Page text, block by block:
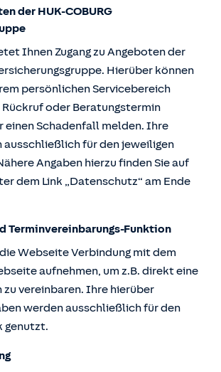
der HUK-COBURG
Ihnen Zugang zu Angeboten der
Hierüber können
persönlichen Servicebereich
oder Beratungstermin
einen Schadenfall melden. Ihre
ausschließlich für den jeweiligen
Angaben hierzu finden Sie auf
dem Link „Datenschutz“ am Ende
Terminvereinbarungs-Funktion
Webseite Verbindung mit dem
aufnehmen, um z.B. direkt eine
vereinbaren. Ihre hierüber
werden ausschließlich für den
genutzt.